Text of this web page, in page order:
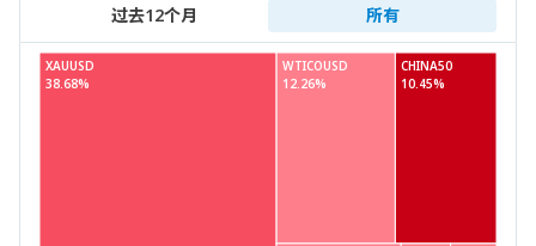
过去12个月 所有
XAUUSD WTICOUSD CHINA50
38.68% 12.26% 10.45%